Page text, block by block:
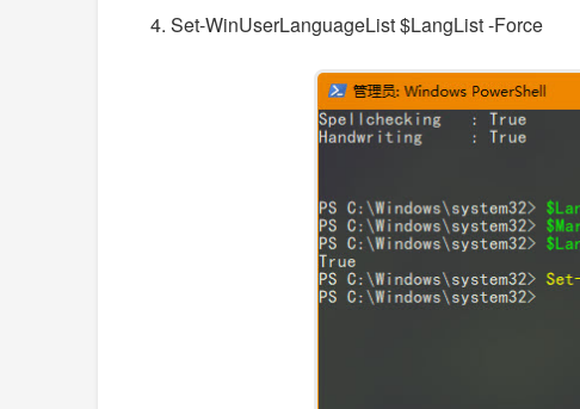
Set-WinUserLanguageList$LangList-Force